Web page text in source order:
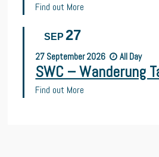
Find out More
SEP 27
27 September2026 All Day
SWC – Wanderung
Find out More